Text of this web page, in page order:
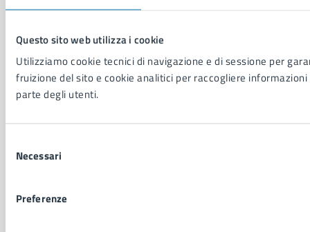
Questo sito web utilizza i cookie
Utilizziamo cookie tecnici di navigazione e di sessione per
fruizione del sito e cookie analitici per raccogliere
parte degli utenti.
delNecessari
Preferenze
Salute, benessere e assistenza
Vita lavorativa
NOVITÀ
Comunicati
Comunicati stampa della Giunta Comunale